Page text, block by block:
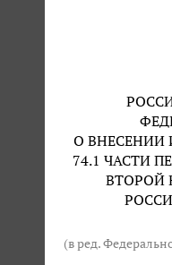
О ВНЕСЕНИИ
74.1 ЧАСТИ
ВТОРОЙ
(в ред.